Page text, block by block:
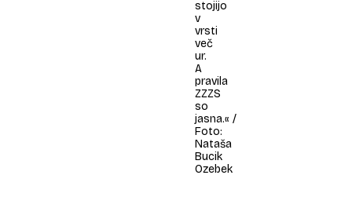
stojijo
v
vrsti
več
ur.
A
pravila
ZZZS
so
jasna.« /
Foto:
Nataša
Bucik
Ozebek